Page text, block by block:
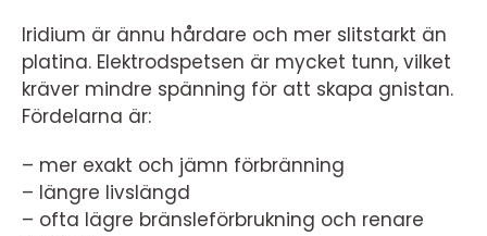
Iridium är ännu hårdare och mer slitstarkt än
platina. Elektrodspetsen är mycket tunn, vilket
kräver mindre spänning för att skapa gnistan.
Fördelarna är:
– mer exakt och jämn förbränning
– längre livslängd
– ofta lägre bränsleförbrukning och renare